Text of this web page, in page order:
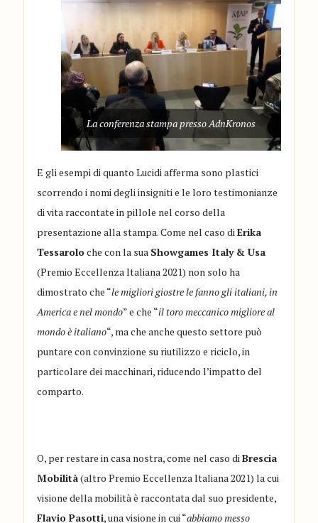
La conferenza stampa presso AdnKronos
E gli esempi di quanto Lucidi afferma sono plastici
scorrendo i nomi degli insigniti e le loro testimonianze
di vita raccontate in pillole nel corso della
presentazione alla stampa. Come nel caso diErika
Tessaroloche con la sua Showgames Italy & Usa
(Premio Eccellenza Italiana 2021) non solo ha
dimostrato che “le migliori giostre le fanno gli italiani, in
America e nel mondo” e che “il toro meccanico migliore al
mondo è italiano“, ma che anche questo settore può
puntare con convinzione su riutilizzo e riciclo, in
particolare dei macchinari, riducendo l’impatto del
comparto.
O, per restare in casa nostra, come nel caso diBrescia
Mobilità(altro Premio Eccellenza Italiana 2021) la cui
visione della mobilità è raccontata dal suo presidente,
Flavio Pasotti, una visione in cui “abbiamo messo